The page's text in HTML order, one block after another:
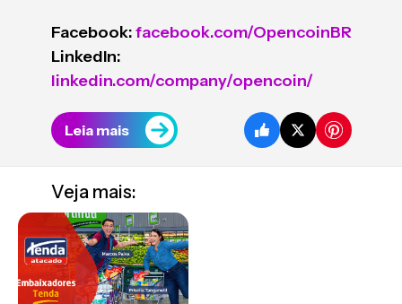
Facebook:facebook.com/OpencoinBR
LinkedIn:
linkedin.com/company/opencoin/
Leia mais
Veja mais: